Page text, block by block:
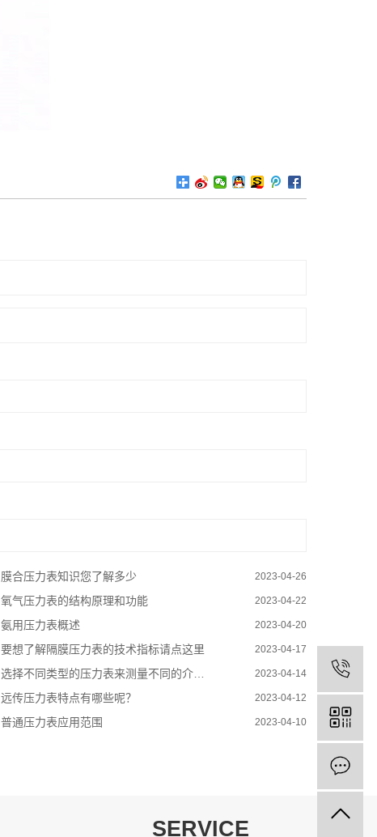
膜合压力表知识您了解多少 2023-04-26
​氧气压力表的结构原理和功能 2023-04-22
氨用压力表概述 2023-04-20
要想了解隔膜压力表的技术指标请点这里 2023-04-17
选择不同类型的压力表来测量不同的介质和使用环境 2023-04-14
远传压力表特点有哪些呢？ 2023-04-12
普通压力表应用范围 2023-04-10
SERVICE